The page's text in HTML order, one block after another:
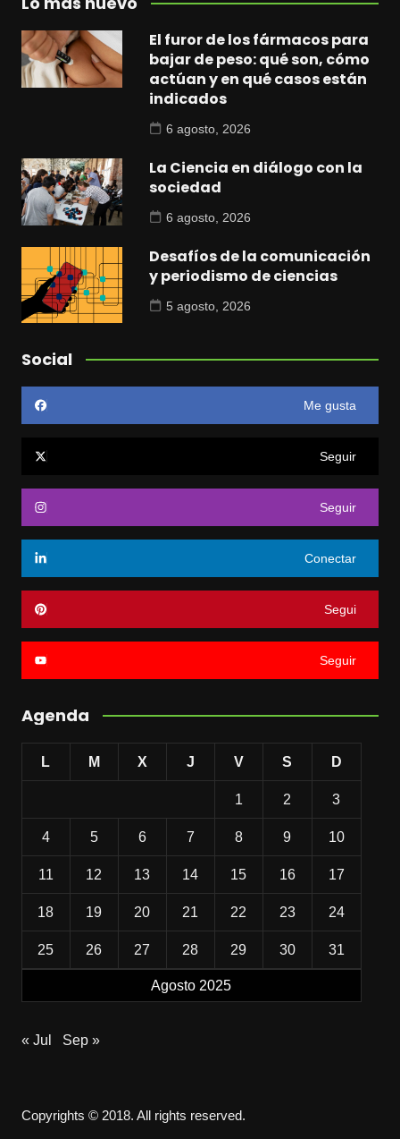
El furor de los fármacos para
bajar de peso: qué son, cómo
actúan y en qué casos están
indicados
6 agosto, 2026
La Ciencia en diálogo con la
sociedad
6 agosto, 2026
Desafíos de la comunicación
y periodismo de ciencias
5 agosto, 2026
Social
Me gusta
Seguir
Seguir
Conectar
Segui
Seguir
Agenda
Agosto 2025
L M X J V S D
1 2 3
4 5 6 7 8 9 10
11 12 13 14 15 16 17
18 19 20 21 22 23 24
25 26 27 28 29 30 31
« Jul Sep »
Copyrights © 2018. All rights reserved.